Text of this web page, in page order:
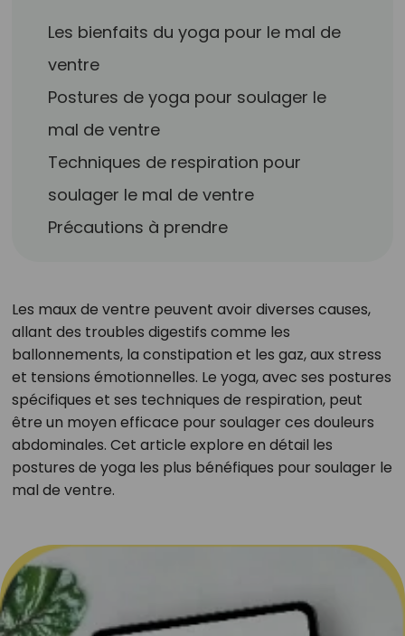
Les bienfaits du yoga pour le mal de
ventre
Postures de yoga pour soulager le
mal de ventre
Techniques de respiration pour
soulager le mal de ventre
Précautions à prendre
Les maux de ventre peuvent avoir diverses causes,
allant des troubles digestifs comme les
ballonnements, la constipation et les gaz, aux stress
et tensions émotionnelles. Le yoga, avec ses postures
spécifiques et ses techniques de respiration, peut
être un moyen efficace pour soulager ces douleurs
abdominales. Cet article explore en détail les
postures de yoga les plus bénéfiques pour soulager le
mal de ventre.